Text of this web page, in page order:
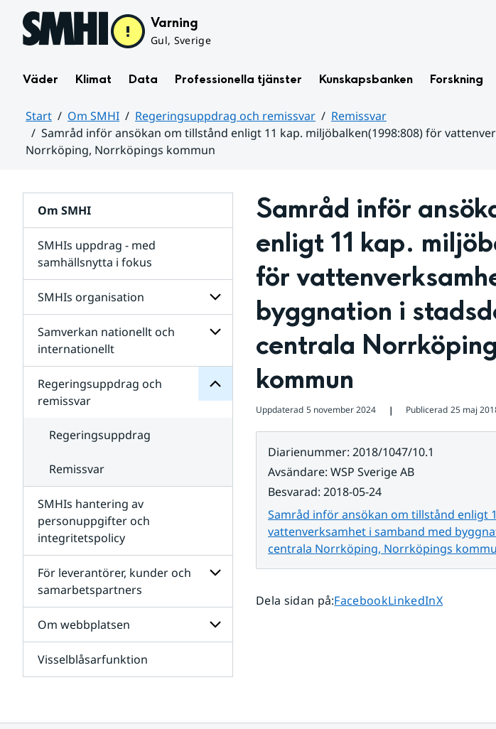
Hoppa till sidans innehåll Varning
Gul, Sverige
Väder Klimat Data Professionella tjänster Kunskapsbanken Forskning
Start Om SMHI Regeringsuppdrag och remissvar
Remissvar
Samråd inför ansökan om tillstånd enligt 11 kap. miljöbalken(1998:808) för
Norrköping, Norrköpings kommun
Om SMHI
SMHIs uppdrag - med
samhällsnytta i fokus
SMHIs organisation
Undersidor
organisation
Samverkan nationellt och
internationellt
Undersidor
för
internationellt
Regeringsuppdrag och
remissvar
för
Regeringsuppdrag
remissvar
Regeringsuppdrag
Remissvar
SMHIs hantering av
personuppgifter och
integritetspolicy
För leverantörer, kunder och
samarbetspartners
Undersidor
för
och
Om webbplatsen
för
Visselblåsarfunktion
Samråd inför
enligt 11 kap.
för
byggnation i
centrala
kommun
Uppdaterad 5 november 2024 ❘ Publicerad 25 maj
Diarienummer: 2018/1047/10.1
Avsändare: WSP Sverige AB
Besvarad: 2018-05-24
Samråd inför ansökan om tillstånd enligt
vattenverksamhet i samband med
centrala Norrköping, Norrköpings
Dela sidan på:Dela sidan på
FacebookDela sidan på
LinkedInDela sidan
X